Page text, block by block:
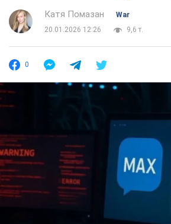
Катя Помазан
War
20.01.2026 12:26
9,6 т.
0